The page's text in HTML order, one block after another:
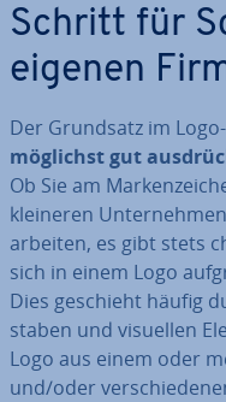
Schritt für
eigenen
Der Grundsatz im
möglichst gut
Ob Sie am
kleineren
arbeiten, es gibt stets
sich in einem Logo
Dies geschieht häufig
sta­ben und visuellen
Logo aus einem oder
und/oder